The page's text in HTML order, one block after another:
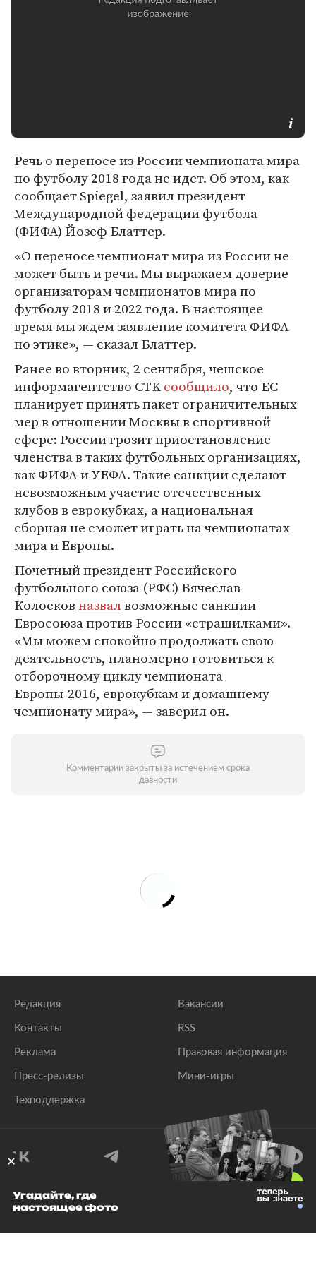
Речь о переносе из России чемпионата мира
по футболу 2018 года не идет. Об этом, как
сообщает Spiegel, заявил президент
Международной федерации футбола
(ФИФА) Йозеф Блаттер.
«О переносе чемпионат мира из России не
может быть и речи. Мы выражаем доверие
организаторам чемпионатов мира по
футболу 2018 и 2022 года. В настоящее
время мы ждем заявление комитета ФИФА
по этике», — сказал Блаттер.
Ранее во вторник, 2 сентября, чешское
информагентство CTKсообщило, что ЕС
планирует принять пакет ограничительных
мер в отношении Москвы в спортивной
сфере: России грозит приостановление
членства в таких футбольных организациях,
как ФИФА и УЕФА. Такие санкции сделают
невозможным участие отечественных
клубов в еврокубках, а национальная
сборная не сможет играть на чемпионатах
мира и Европы.
Почетный президент Российского
футбольного союза (РФС) Вячеслав
Колосковназвалвозможные санкции
Евросоюза против России «страшилками».
«Мы можем спокойно продолжать свою
деятельность, планомерно готовиться к
отборочному циклу чемпионата
Европы-2016, еврокубкам и домашнему
чемпионату мира», — заверил он.
Комментарии закрыты за истечением срока
давности
Редакция
Контакты
Реклама
Пресс-релизы
Техподдержка
Вакансии
RSS
Правовая информация
Мини-игры
© 1999–2026 Все права защищены.
Угадайте, где
настоящее фото